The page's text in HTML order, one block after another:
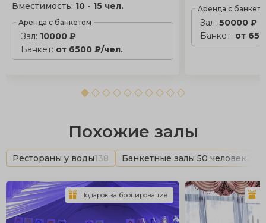
Вместимость: 10 - 15 чел.
Аренда с банкетом
Зал: 10000 ₽
Банкет: от 6500 ₽/чел.
Аренда с
Зал:50000 ₽
Банкет: от
Похожие залы
Рестораны у воды138 Банкетные залы 50 человек
Подарок за бронирование